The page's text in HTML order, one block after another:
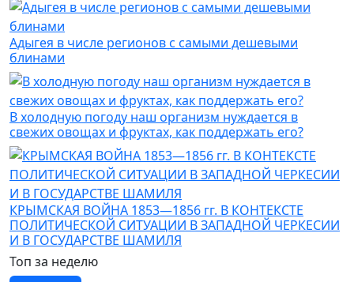
Адыгея в числе регионов с самыми дешевыми
блинами
В холодную погоду наш организм нуждается в
свежих овощах и фруктах, как поддержать его?
КРЫМСКАЯ ВОЙНА 1853—1856 гг. В КОНТЕКСТЕ
ПОЛИТИЧЕСКОЙ СИТУАЦИИ В ЗАПАДНОЙ ЧЕРКЕСИИ
И В ГОСУДАРСТВЕ ШАМИЛЯ
Топ за неделю